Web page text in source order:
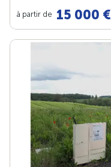
à partir de 15 000 €